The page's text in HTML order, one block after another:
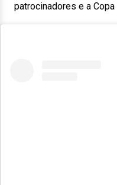
patrocinadores e a Copa